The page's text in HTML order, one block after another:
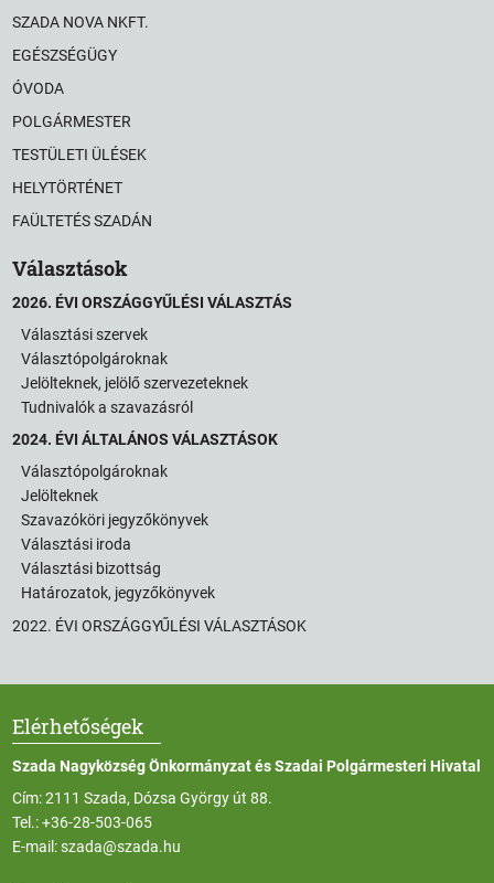
SZADA NOVA NKFT.
EGÉSZSÉGÜGY
ÓVODA
POLGÁRMESTER
TESTÜLETI ÜLÉSEK
HELYTÖRTÉNET
FAÜLTETÉS SZADÁN
Választások
2026. ÉVI ORSZÁGGYŰLÉSI VÁLASZTÁS
Választási szervek
Választópolgároknak
Jelölteknek, jelölő szervezeteknek
Tudnivalók a szavazásról
2024. ÉVI ÁLTALÁNOS VÁLASZTÁSOK
Választópolgároknak
Jelölteknek
Szavazóköri jegyzőkönyvek
Választási iroda
Választási bizottság
Határozatok, jegyzőkönyvek
2022. ÉVI ORSZÁGGYŰLÉSI VÁLASZTÁSOK
Elérhetőségek
Szada Nagyközség Önkormányzat és Szadai Polgármesteri Hivatal
Cím: 2111 Szada, Dózsa György út 88.
Tel.:+36-28-503-065
E-mail:szada@szada.hu